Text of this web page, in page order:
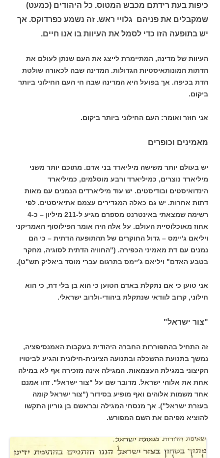
כיפות בעת רידתם מכבש המטוס. כל היהודים (כמעט)
שמקבלים את פניהם גלויי ראש. זה נשמע כפרדוקס. אך
יש בתופעה הזו כדי לסמל את העיוות בו אנו חיים.
העיוות של מדינה, המתיימרת לייצג את העם שנתן לעולם את
הדתות המונותאיסטיות הגדולות. המדינה שבה לכאורה שולטת
הדת בכיפה. אך בפועל היא המדינה שבה חי העם החילוני ביותר
ביקום.
אני חוזר ואומר: העם החילוני ביותר ביקום.
מאמינים וכופרים
יש בעולם יותר משישה מיליארד בני אדם. מתוכם יותר משני
מיליארד נוצרים, כמיליארד ורבע מוסלמים, כמיליארד
הינדואיסטים ובודיסטים. יש עוד מיליארדים הנמנים עם מאות
דתות אחרות. יש גם כאלה המגדירים עצמם אתיאיסטים. לפי
רשימה שמצאתי באינטרנט מספרם מגיע ל-211 מיליון – כ-4
אחוז מאוכלוסיית העולם. על אלה היה אומר הפילוסוף האמריקני
ויליאם ג'יימס – גדול החוקרים של תהתופעה הדתית – כי הם
נמנים עם דת מאמיני הכפירה. ("החוויה הדתית לסוגיה, מחקר
בטבע האדם" ויליאם ג'יימס בתרגום עברי מוסד ביאליק תש"ט).
אני טוען כי אם נתקלת באדם הטוען כי הוא בן בלי דת, כי הוא
חילוני, קרוב לוודאי שנתקלת ביהודי-ולרוב ישראלי.
"צור ישראל"
זה התחיל בהתפוררות החברה היהודית בעקבות האמנסיפציה,
נמשך בתנועת ההשכלה ובתנועה הציונית-חילונית והגיע לביטויו
הקיצוני במגילת העצמאות. המגילה אינה מזכירה אף לא במילה
אחת את אלוהי ישראל. מדובר שם על "צור ישראל". זהו אמנם
אחד משמות אלוהים ואף מופיע בסידור ("צור ישראל קומה
בעזרת ישראל"). אך מנסחי המגילה ובראשם בן גוריון התקשו
להוציא מפיהם את השם המפורש.